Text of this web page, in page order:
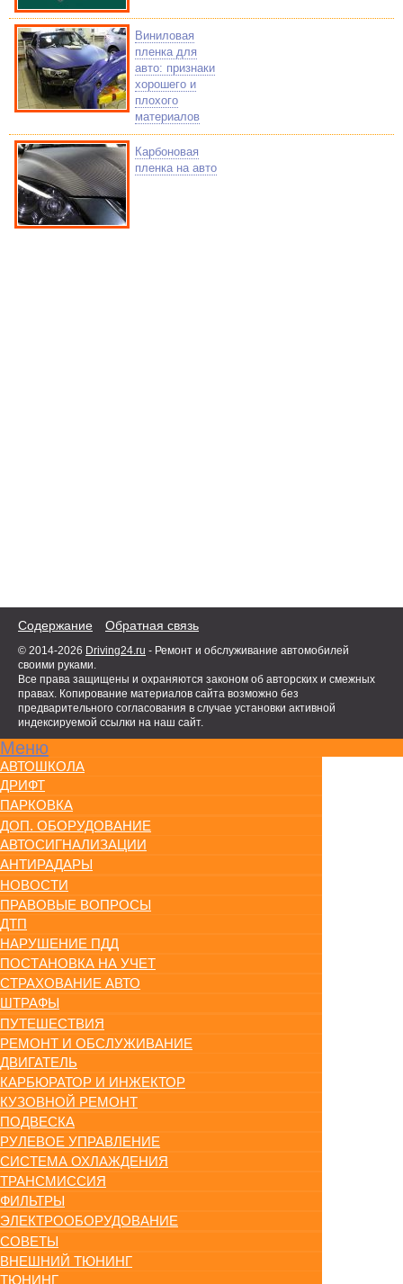
Виниловая
пленка для
авто: признаки
хорошего и
плохого
материалов
Карбоновая
пленка на авто
Содержание Обратная связь
© 2014-2026 Driving24.ru - Ремонт и обслуживание автомобилей
своими руками.
Все права защищены и охраняются законом об авторских и смежных
правах. Копирование материалов сайта возможно без
предварительного согласования в случае установки активной
индексируемой ссылки на наш сайт.
Меню
АВТОШКОЛА
ДРИФТ
ПАРКОВКА
ДОП. ОБОРУДОВАНИЕ
АВТОСИГНАЛИЗАЦИИ
АНТИРАДАРЫ
НОВОСТИ
ПРАВОВЫЕ ВОПРОСЫ
ДТП
НАРУШЕНИЕ ПДД
ПОСТАНОВКА НА УЧЕТ
СТРАХОВАНИЕ АВТО
ШТРАФЫ
ПУТЕШЕСТВИЯ
РЕМОНТ И ОБСЛУЖИВАНИЕ
ДВИГАТЕЛЬ
КАРБЮРАТОР И ИНЖЕКТОР
КУЗОВНОЙ РЕМОНТ
ПОДВЕСКА
РУЛЕВОЕ УПРАВЛЕНИЕ
СИСТЕМА ОХЛАЖДЕНИЯ
ТРАНСМИССИЯ
ФИЛЬТРЫ
ЭЛЕКТРООБОРУДОВАНИЕ
СОВЕТЫ
ВНЕШНИЙ ТЮНИНГ
ТЮНИНГ